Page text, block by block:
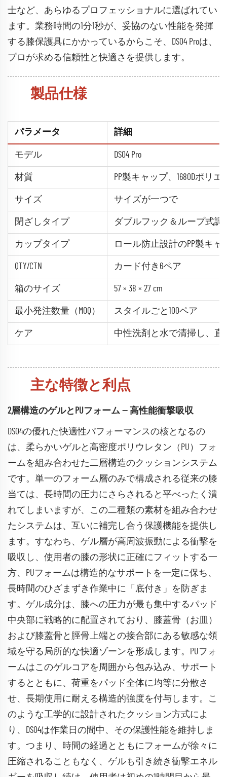
士など、あらゆるプロフェッショナルに選ばれてい
ます。業務時間の1分1秒が、妥協のない性能を発揮
する膝保護具にかかっているからこそ、DS04 Proは、
プロが求める信頼性と快適さを提供します。
製品仕様
パラメータ 詳細
モデル DS04 Pro
材質 PP製キャップ、1680Dポリ
サイズ サイズが一つで
閉ざしタイプ ダブルフック＆ループ式調
カップタイプ ロール防止設計のPP製キャ
QTY/CTN カード付き6ペア
箱のサイズ 57 × 38 × 27 cm
最小発注数量（MOQ） スタイルごと100ペア
ケア 中性洗剤と水で清掃し、
主な特徴と利点
2層構造のゲルとPUフォーム — 高性能衝撃吸収
DS04の優れた快適性パフォーマンスの核となるの
は、柔らかいゲルと高密度ポリウレタン（PU）フォ
ームを組み合わせた二層構造のクッションシステム
です。単一のフォーム層のみで構成される従来の膝
当ては、長時間の圧力にさらされると平べったく潰
れてしまいますが、この二種類の素材を組み合わせ
たシステムは、互いに補完し合う保護機能を提供し
ます。すなわち、ゲル層が高周波振動による衝撃を
吸収し、使用者の膝の形状に正確にフィットする一
方、PUフォームは構造的なサポートを一定に保ち、
長時間のひざまずき作業中に「底付き」を防ぎま
す。ゲル成分は、膝への圧力が最も集中するパッド
中央部に戦略的に配置されており、膝蓋骨（お皿）
および膝蓋骨と脛骨上端との接合部にある敏感な領
域を守る局所的な快適ゾーンを形成します。PUフォ
ームはこのゲルコアを周囲から包み込み、サポート
するとともに、荷重をパッド全体に均等に分散さ
せ、長期使用に耐える構造的強度を付与します。こ
のような工学的に設計されたクッション方式によ
り、DS04は作業日の間中、その保護性能を維持しま
す。つまり、時間の経過とともにフォームが徐々に
圧縮されることもなく、ゲルも引き続き衝撃エネル